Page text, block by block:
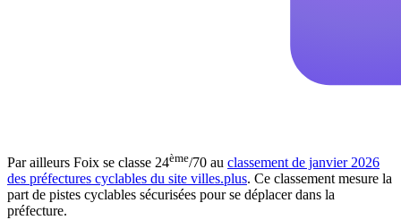
Par ailleurs Foix se classe 24ème/70 au classement de janvier 2026
des préfectures cyclables du site villes.plus. Ce classement mesure la
part de pistes cyclables sécurisées pour se déplacer dans la
préfecture.